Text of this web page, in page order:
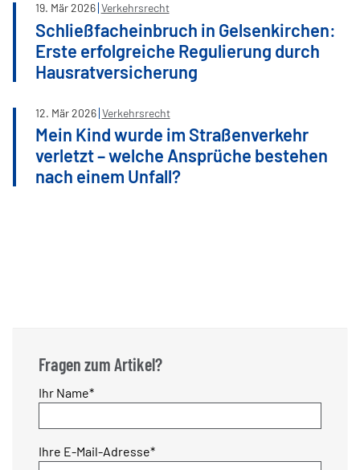
19. Mär2026 Verkehrsrecht
Schließfacheinbruch in Gelsenkirchen:
Erste erfolgreiche Regulierung durch
Hausratversicherung
12. Mär2026 Verkehrsrecht
Mein Kind wurde im Straßenverkehr
verletzt – welche Ansprüche bestehen
nach einem Unfall?
Fragen zum Artikel?
Pflichtfeld
Ihr Name*
Pflichtfeld
Ihre E-Mail-Adresse*